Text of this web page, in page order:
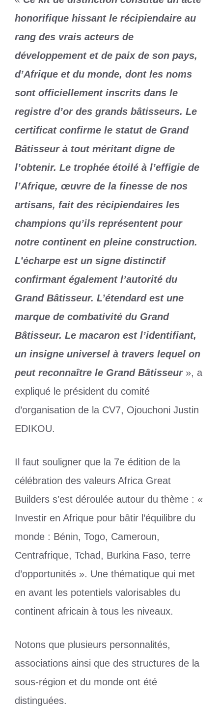
honorifique hissant le récipiendaire au
rang des vrais acteurs de
développement et de paix de son pays,
d’Afrique et du monde, dont les noms
sont officiellement inscrits dans le
registre d’or des grands bâtisseurs. Le
certificat confirme le statut de Grand
Bâtisseur à tout méritant digne de
l’obtenir. Le trophée étoilé à l’effigie de
l’Afrique, œuvre de la finesse de nos
artisans, fait des récipiendaires les
champions qu’ils représentent pour
notre continent en pleine construction.
L’écharpe est un signe distinctif
confirmant également l’autorité du
Grand Bâtisseur. L’étendard est une
marque de combativité du Grand
Bâtisseur. Le macaron est l’identifiant,
un insigne universel à travers lequel on
peut reconnaître le Grand Bâtisseur », a
expliqué le président du comité
d’organisation de la CV7, Ojouchoni Justin
EDIKOU.
Il faut souligner que la 7e édition de la
célébration des valeurs Africa Great
Builders s’est déroulée autour du thème : «
Investir en Afrique pour bâtir l’équilibre du
monde : Bénin, Togo, Cameroun,
Centrafrique, Tchad, Burkina Faso, terre
d’opportunités ». Une thématique qui met
en avant les potentiels valorisables du
continent africain à tous les niveaux.
Notons que plusieurs personnalités,
associations ainsi que des structures de la
sous-région et du monde ont été
distinguées.